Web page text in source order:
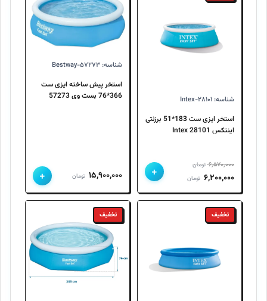
شناسه: Intex-۲۸۱۰۱
استخر ایزی ست 183*51 برزنتی
اینتکس 28101 Intex
۶,۵۷۰,۰۰۰ تومان
قیمت
اصلی
۶,۵۷۰,۰۰۰ تومان
بود.
۶,۲۰۰,۰۰۰ تومانقیمت
فعلی
۶,۲۰۰,۰۰۰ تومان
+
شناسه: Bestway-۵۷۲۷۳
استخر پیش ساخته ایزی ست
366*76 بست وی 57273
۱۵,۹۰۰,۰۰۰ تومان +
تخفیف تخفیف